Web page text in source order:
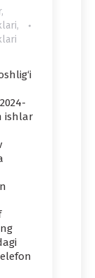
,
,
ishlar